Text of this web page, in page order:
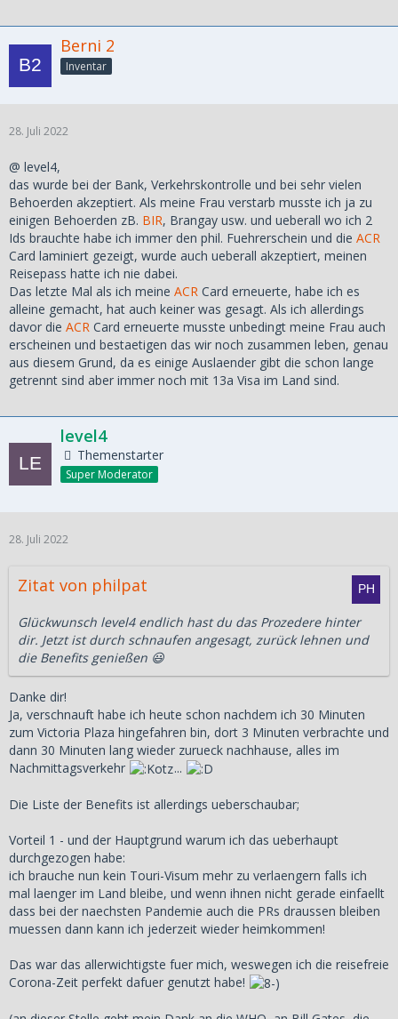
Berni 2
Inventar
28. Juli 2022
@ level4,
das wurde bei der Bank, Verkehrskontrolle und bei sehr vielen
Behoerden akzeptiert. Als meine Frau verstarb musste ich ja zu
einigen Behoerden zB. BIR, Brangay usw. und ueberall wo ich 2
Ids brauchte habe ich immer den phil. Fuehrerschein und die ACR
Card laminiert gezeigt, wurde auch ueberall akzeptiert, meinen
Reisepass hatte ich nie dabei.
Das letzte Mal als ich meine ACR Card erneuerte, habe ich es
alleine gemacht, hat auch keiner was gesagt. Als ich allerdings
davor die ACR Card erneuerte musste unbedingt meine Frau auch
erscheinen und bestaetigen das wir noch zusammen leben, genau
aus diesem Grund, da es einige Auslaender gibt die schon lange
getrennt sind aber immer noch mit 13a Visa im Land sind.
level4
Themenstarter
Super Moderator
28. Juli 2022
Zitat von philpat
Glückwunsch level4 endlich hast du das Prozedere hinter
dir. Jetzt ist durch schnaufen angesagt, zurück lehnen und
die Benefits genießen 😃
Danke dir!
Ja, verschnauft habe ich heute schon nachdem ich 30 Minuten
zum Victoria Plaza hingefahren bin, dort 3 Minuten verbrachte und
dann 30 Minuten lang wieder zurueck nachhause, alles im
Nachmittagsverkehr
...
Die Liste der Benefits ist allerdings ueberschaubar;
Vorteil 1 - und der Hauptgrund warum ich das ueberhaupt
durchgezogen habe:
ich brauche nun kein Touri-Visum mehr zu verlaengern falls ich
mal laenger im Land bleibe, und wenn ihnen nicht gerade einfaellt
dass bei der naechsten Pandemie auch die PRs draussen bleiben
muessen dann kann ich jederzeit wieder heimkommen!
Das war das allerwichtigste fuer mich, weswegen ich die reisefreie
Corona-Zeit perfekt dafuer genutzt habe!